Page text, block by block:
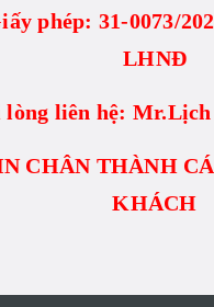
phép: 31-0073/
LHNĐ
lòng liên hệ: Mr.Lịch
CHÂN THÀNH
KHÁCH